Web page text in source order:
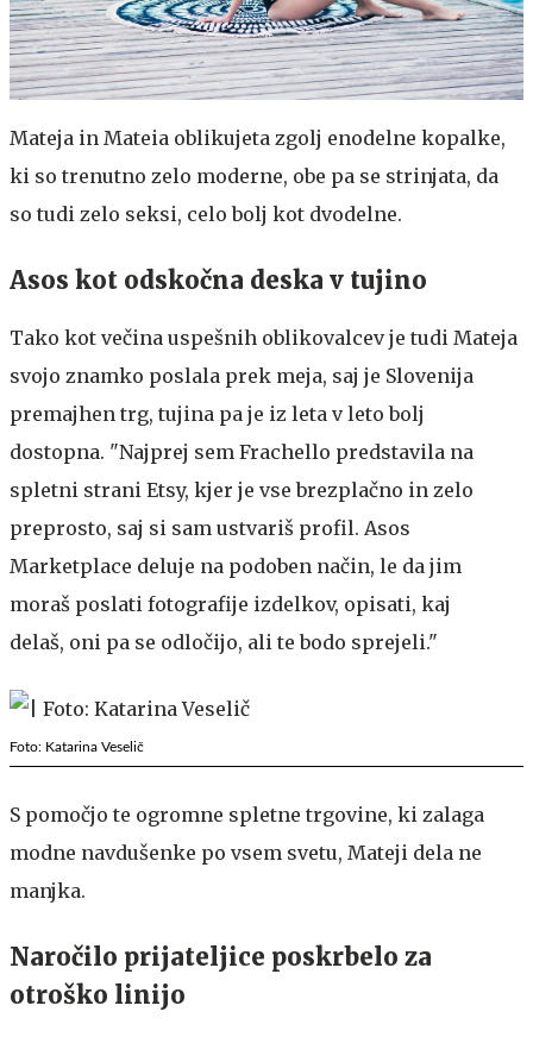
Mateja in Mateia oblikujeta zgolj enodelne kopalke,
ki so trenutno zelo moderne, obe pa se strinjata, da
so tudi zelo seksi, celo bolj kot dvodelne.
Asos kot odskočna deska v tujino
Tako kot večina uspešnih oblikovalcev je tudi Mateja
svojo znamko poslala prek meja, saj je Slovenija
premajhen trg, tujina pa je iz leta v leto bolj
dostopna. "Najprej sem Frachello predstavila na
spletni strani Etsy, kjer je vse brezplačno in zelo
preprosto, saj si sam ustvariš profil. Asos
Marketplace deluje na podoben način, le da jim
moraš poslati fotografije izdelkov, opisati, kaj
delaš, oni pa se odločijo, ali te bodo sprejeli."
Foto: Katarina Veselič
S pomočjo te ogromne spletne trgovine, ki zalaga
modne navdušenke po vsem svetu, Mateji dela ne
manjka.
Naročilo prijateljice poskrbelo za
otroško linijo